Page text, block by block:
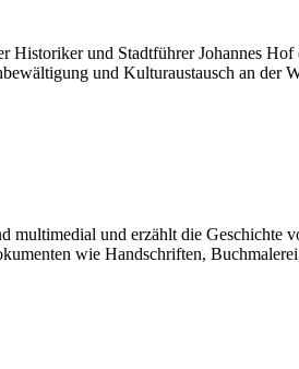
Historiker und Stadtführer Johannes
und Kulturaustausch an der
multimedial und erzählt die
wie Handschriften,